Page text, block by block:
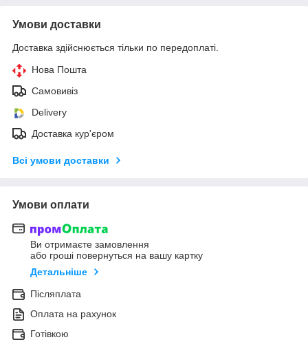
Умови доставки
Доставка здійснюється тільки по передоплаті.
Нова Пошта
Самовивіз
Delivery
Доставка кур'єром
Всі умови доставки
Умови оплати
Ви отримаєте замовлення
або гроші повернуться на вашу картку
Детальніше
Післяплата
Оплата на рахунок
Готівкою